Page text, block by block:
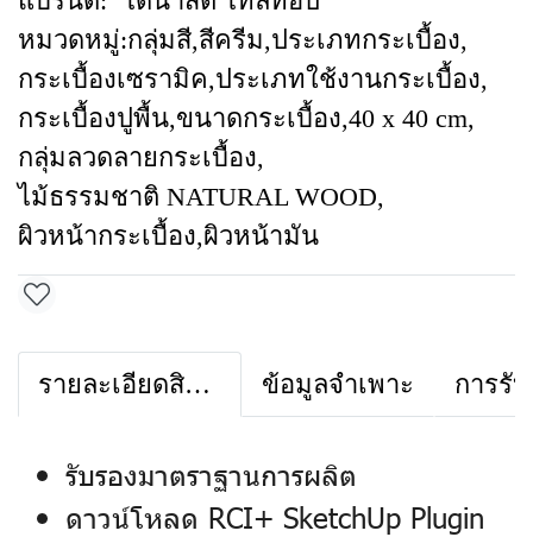
หมวดหมู่:กลุ่มสี,สีครีม,ประเภทกระเบื้อง,
กระเบื้องเซรามิค,ประเภทใช้งานกระเบื้อง,
กระเบื้องปูพื้น,ขนาดกระเบื้อง,40 x 40 cm,
กลุ่มลวดลายกระเบื้อง,
ไม้ธรรมชาติ NATURAL WOOD,
ผิวหน้ากระเบื้อง,ผิวหน้ามัน
รายละเอียดสินค้า ข้อมูลจำเพาะ การรั
รับรองมาตราฐานการผลิต
ดาวน์โหลด RCI+ SketchUp Plugin